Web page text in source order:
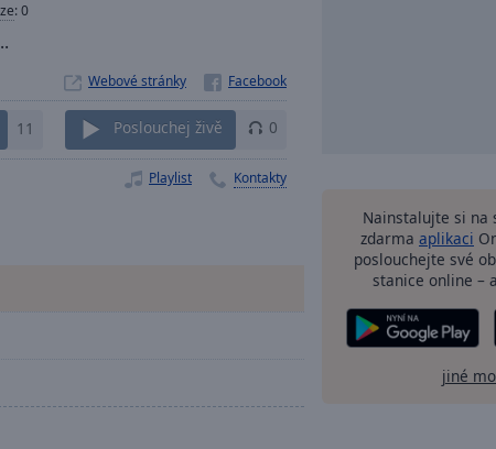
:0
Webové stránky
11 Poslouchej živě 0
Playlist Kontakty
Nainstalujte si na
zdarma aplikaci
poslouchejte své
stanice online –
jiné